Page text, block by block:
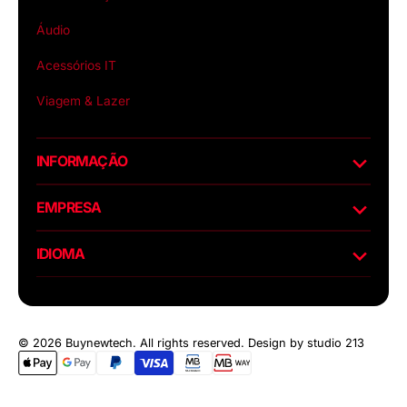
Áudio
Acessórios IT
Viagem & Lazer
INFORMAÇÃO
EMPRESA
IDIOMA
© 2026 Buynewtech. All rights reserved. Design by studio 213